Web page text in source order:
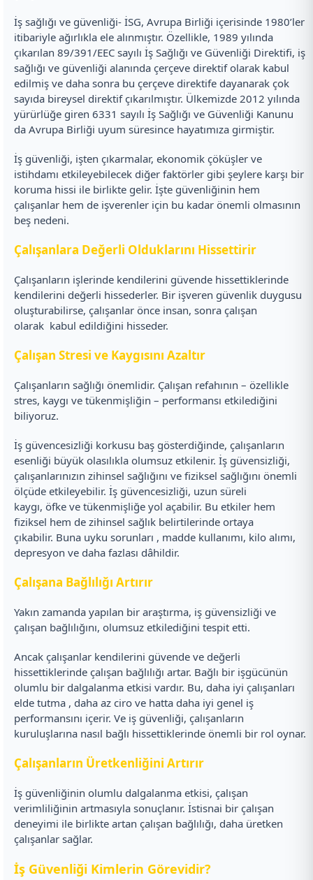
İş sağlığı ve güvenliği- İSG, Avrupa Birliği içerisinde 1980’ler
itibariyle ağırlıkla ele alınmıştır. Özellikle, 1989 yılında
çıkarılan 89/391/EEC sayılı İş Sağlığı ve Güvenliği Direktifi, iş
sağlığı ve güvenliği alanında çerçeve direktif olarak kabul
edilmiş ve daha sonra bu çerçeve direktife dayanarak çok
sayıda bireysel direktif çıkarılmıştır. Ülkemizde 2012 yılında
yürürlüğe giren 6331 sayılı İş Sağlığı ve Güvenliği Kanunu
da Avrupa Birliği uyum süresince hayatımıza girmiştir.
İş güvenliği, işten çıkarmalar, ekonomik çöküşler ve
istihdamı etkileyebilecek diğer faktörler gibi şeylere karşı bir
koruma hissi ile birlikte gelir. İşte güvenliğinin hem
çalışanlar hem de işverenler için bu kadar önemli olmasının
beş nedeni.
Çalışanlara Değerli Olduklarını Hissettirir
Çalışanların işlerinde kendilerini güvende hissettiklerinde
kendilerini değerli hissederler. Bir işveren güvenlik duygusu
oluşturabilirse, çalışanlar önce insan, sonra çalışan
olarak kabul edildiğini hisseder.
Çalışan Stresi ve Kaygısını Azaltır
Çalışanların sağlığı önemlidir. Çalışan refahının – özellikle
stres, kaygı ve tükenmişliğin – performansı etkilediğini
biliyoruz.
İş güvencesizliği korkusu baş gösterdiğinde, çalışanların
esenliği büyük olasılıkla olumsuz etkilenir. İş güvensizliği,
çalışanlarınızın zihinsel sağlığını ve fiziksel sağlığını önemli
ölçüde etkileyebilir. İş güvencesizliği, uzun süreli
kaygı, öfke ve tükenmişliğe yol açabilir. Bu etkiler hem
fiziksel hem de zihinsel sağlık belirtilerinde ortaya
çıkabilir. Buna uyku sorunları , madde kullanımı, kilo alımı,
depresyon ve daha fazlası dâhildir.
Çalışana Bağlılığı Artırır
Yakın zamanda yapılan bir araştırma, iş güvensizliği ve
çalışan bağlılığını, olumsuz etkilediğini tespit etti.
Ancak çalışanlar kendilerini güvende ve değerli
hissettiklerinde çalışan bağlılığı artar. Bağlı bir işgücünün
olumlu bir dalgalanma etkisi vardır. Bu, daha iyi çalışanları
elde tutma , daha az ciro ve hatta daha iyi genel iş
performansını içerir. Ve iş güvenliği, çalışanların
kuruluşlarına nasıl bağlı hissettiklerinde önemli bir rol oynar.
Çalışanların Üretkenliğini Artırır
İş güvenliğinin olumlu dalgalanma etkisi, çalışan
verimliliğinin artmasıyla sonuçlanır. İstisnai bir çalışan
deneyimi ile birlikte artan çalışan bağlılığı, daha üretken
çalışanlar sağlar.
İş Güvenliği Kimlerin Görevidir?